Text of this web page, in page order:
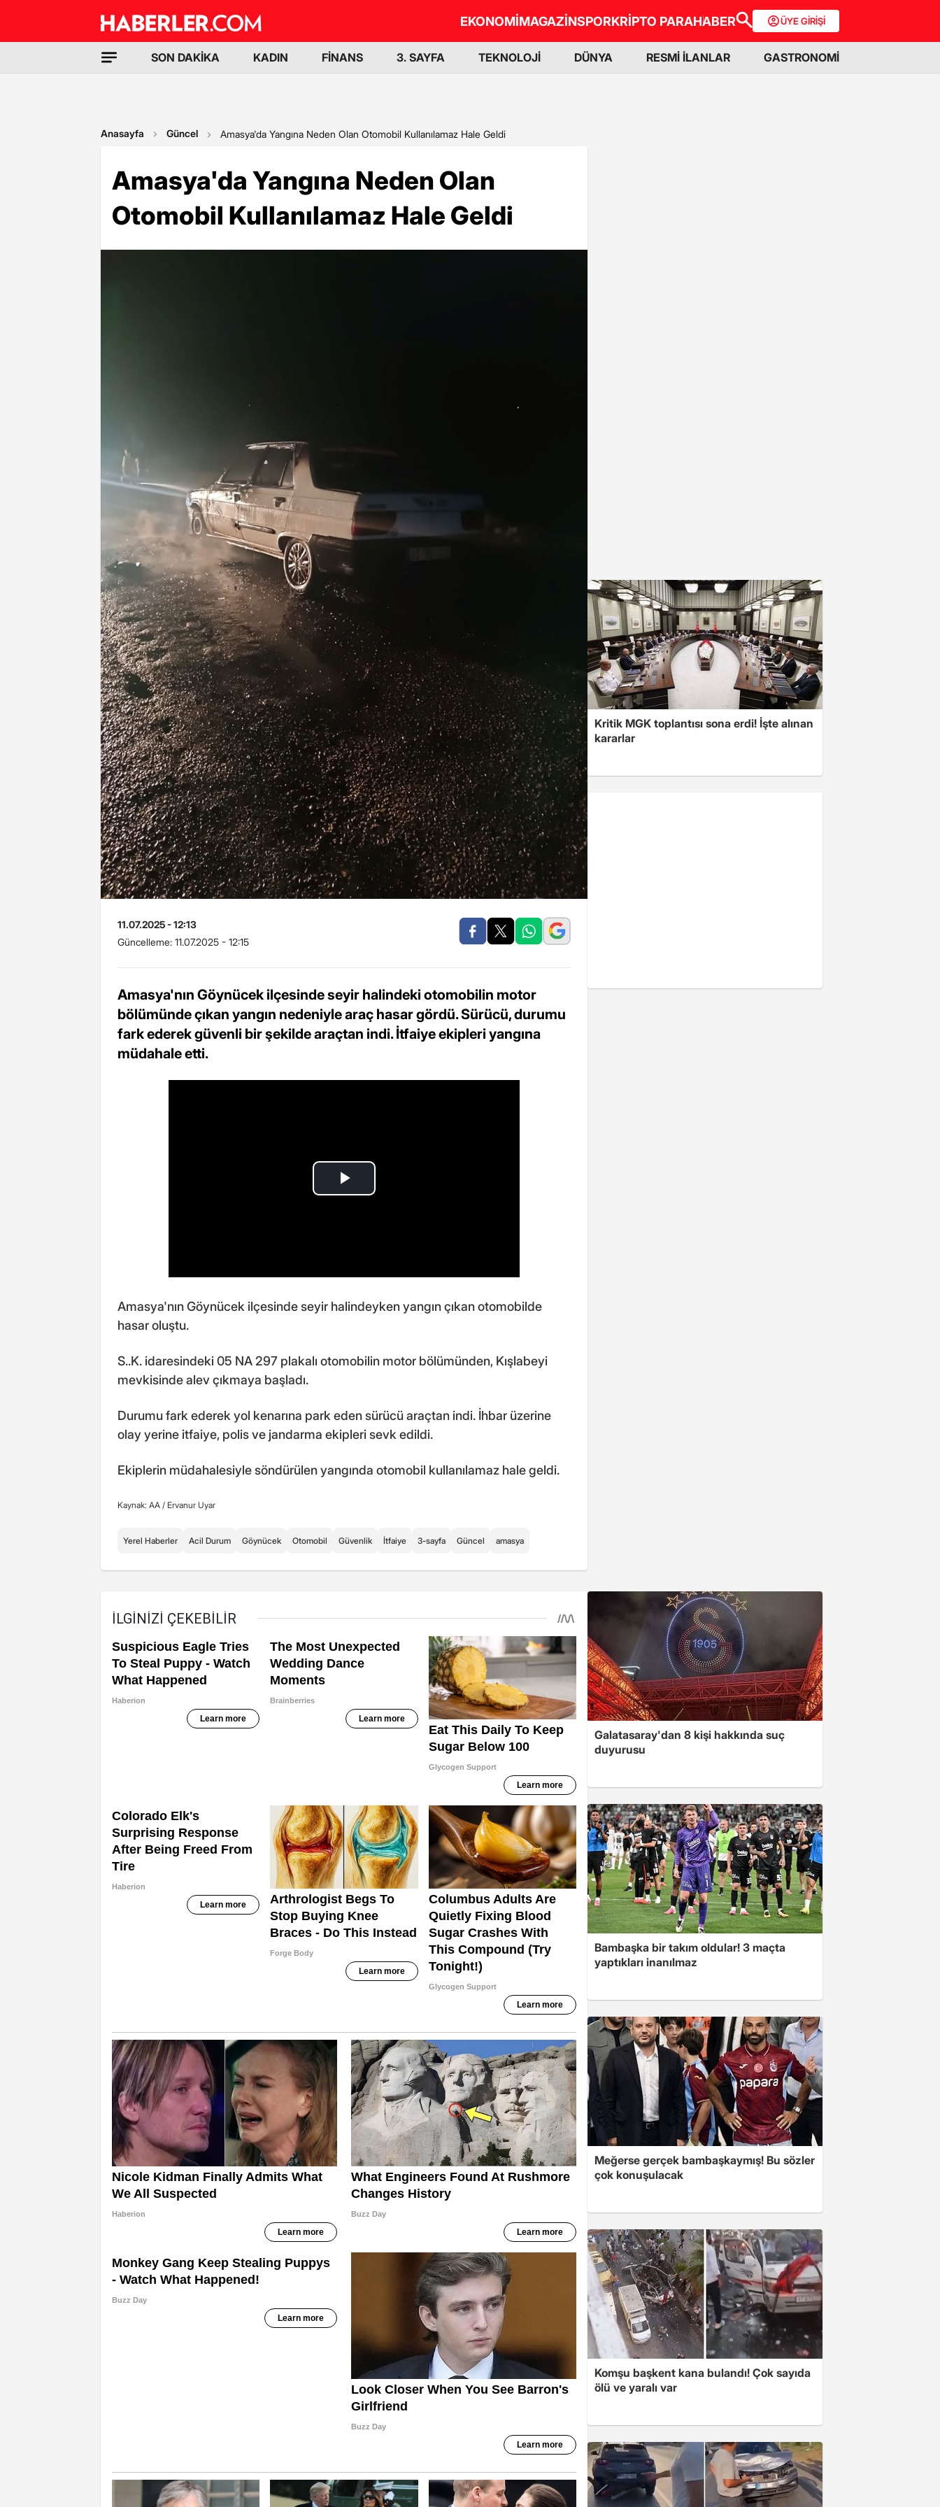
EKONOMİMAGAZİNSPORKRİPTO PARAHABER ÜYE GİRİŞİ
SON DAKİKA KADIN FİNANS 3. SAYFA TEKNOLOJİ DÜNYA RESMİ İLANLAR GASTRONOMİ
Anasayfa Güncel Amasya'da Yangına Neden Olan Otomobil Kullanılamaz Hale Geldi
Amasya'da Yangına Neden Olan
Otomobil Kullanılamaz Hale Geldi
11.07.2025 - 12:13
Güncelleme: 11.07.2025 - 12:15
Amasya'nın Göynücek ilçesinde seyir halindeki otomobilin motor
bölümünde çıkan yangın nedeniyle araç hasar gördü. Sürücü, durumu
fark ederek güvenli bir şekilde araçtan indi. İtfaiye ekipleri yangına
müdahale etti.
Amasya'nın Göynücek ilçesinde seyir halindeyken yangın çıkan otomobilde
hasar oluştu.
S..K. idaresindeki 05 NA 297 plakalı otomobilin motor bölümünden, Kışlabeyi
mevkisinde alev çıkmaya başladı.
Durumu fark ederek yol kenarına park eden sürücü araçtan indi. İhbar üzerine
olay yerine itfaiye, polis ve jandarma ekipleri sevk edildi.
Ekiplerin müdahalesiyle söndürülen yangında otomobil kullanılamaz hale geldi.
Kaynak: AA / Ervanur Uyar
Yerel Haberler Acil Durum Göynücek Otomobil Güvenlik İtfaiye 3-sayfa Güncel amasya
Kritik MGK toplantısı sona erdi! İşte alınan
kararlar
Galatasaray'dan 8 kişi hakkında suç
duyurusu
Bambaşka bir takım oldular! 3 maçta
yaptıkları inanılmaz
Meğerse gerçek bambaşkaymış! Bu sözler
çok konuşulacak
Komşu başkent kana bulandı! Çok sayıda
ölü ve yaralı var